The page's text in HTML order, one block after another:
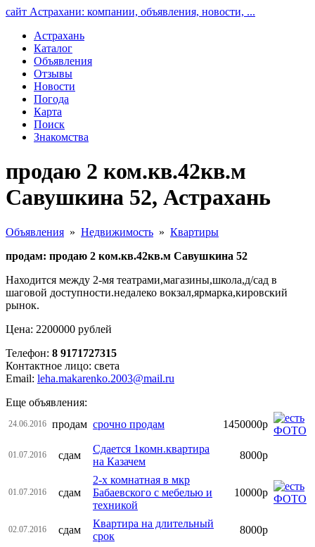
сайт Астрахани: компании, объявления, новости, ...
Астрахань
Каталог
Объявления
Отзывы
Новости
Погода
Карта
Поиск
Знакомства
продаю 2 ком.кв.42кв.м
Савушкина 52, Астрахань
Объявления » Недвижимость » Квартиры
продам: продаю 2 ком.кв.42кв.м Савушкина 52
Находится между 2-мя театрами,магазины,школа,д/сад в
шаговой доступности.недалеко вокзал,ярмарка,кировский
рынок.
Цена: 2200000 рублей
Телефон: 8 9171727315
Контактное лицо: света
Email: leha.makarenko.2003@mail.ru
Еще объявления:
24.06.2016 продам срочно продам 1450000р
01.07.2016 сдам
Сдается 1комн.квартира
на Казачем
8000р
01.07.2016 сдам
2-х комнатная в мкр
Бабаевского с мебелью и
техникой
10000р
02.07.2016 сдам
Квартира на длительный
срок
8000р